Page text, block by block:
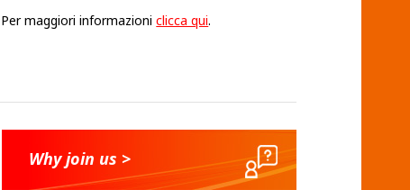
Per maggiori informazioniclicca qui.
Why join us >